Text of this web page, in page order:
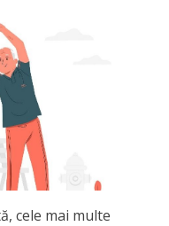
cele mai multe